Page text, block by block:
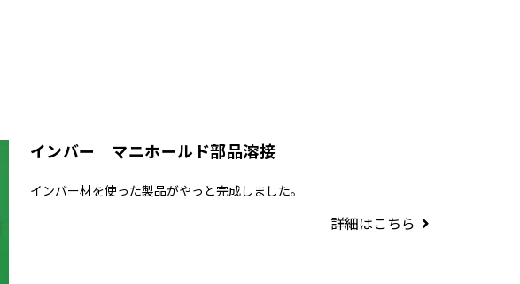
インバー マニホールド部品溶接
インバー材を使った製品がやっと完成しました。
詳細はこちら